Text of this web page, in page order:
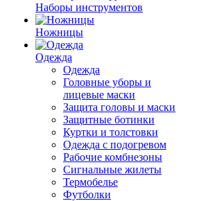
Наборы инструментов
Ножницы
Одежда
Одежда
Головные уборы и
лицевые маски
Защита головы и маски
Защитные ботинки
Куртки и толстовки
Одежда с подогревом
Рабочие комбнезоны
Сигнальные жилеты
Термобелье
Футболки